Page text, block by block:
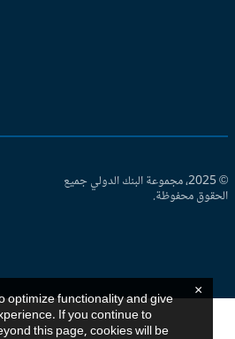
© 2025، مجموعة البنك الدولي جميع
محفوظة.
to optimize functionality and give
If you continue to
this page, cookies will be